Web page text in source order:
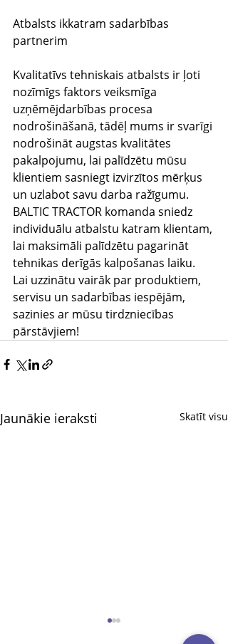
Atbalsts ikkatram sadarbības
partnerim
Kvalitatīvs tehniskais atbalsts ir ļoti
nozīmīgs faktors veiksmīga
uzņēmējdarbības procesa
nodrošināšanā, tādēļ mums ir svarīgi
nodrošināt augstas kvalitātes
pakalpojumu, lai palīdzētu mūsu
klientiem sasniegt izvirzītos mērķus
un uzlabot savu darba ražīgumu.
BALTIC TRACTOR komanda sniedz
individuālu atbalstu katram klientam,
lai maksimāli palīdzētu pagarināt
tehnikas derīgās kalpošanas laiku.
Lai uzzinātu vairāk par produktiem,
servisu un sadarbības iespējām,
sazinies ar mūsu tirdzniecības
pārstāvjiem!
Jaunākie ieraksti Skatīt visu